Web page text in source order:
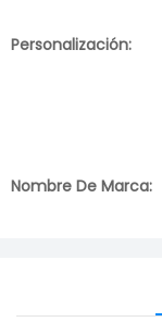
Personalización:
Nombre De Marca: